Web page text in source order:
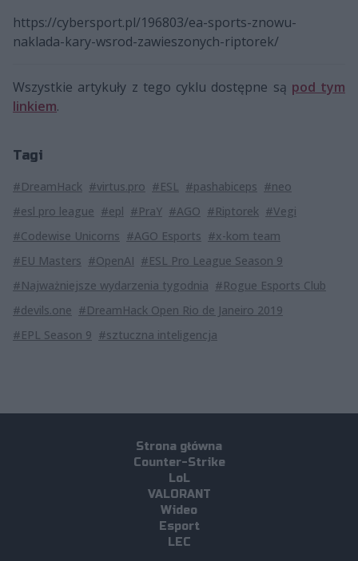
https://cybersport.pl/196803/ea-sports-znowu-
naklada-kary-wsrod-zawieszonych-riptorek/
Wszystkie artykuły z tego cyklu dostępne są pod tym
linkiem.
Tagi
#DreamHack #virtus.pro #ESL #pashabiceps #neo
#esl pro league #epl #PraY #AGO #Riptorek #Vegi
#Codewise Unicorns #AGO Esports #x-kom team
#EU Masters #OpenAI #ESL Pro League Season 9
#Najważniejsze wydarzenia tygodnia #Rogue Esports Club
#devils.one #DreamHack Open Rio de Janeiro 2019
#EPL Season 9 #sztuczna inteligencja
Strona główna
Counter-Strike
LoL
VALORANT
Wideo
Esport
LEC